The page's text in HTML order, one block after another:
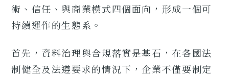
術、信任、與商業模式四個面向，形成一個可
持續運作的生態系。
首先，資料治理與合規落實是基石，在各國法
制健全及法遵要求的情況下，企業不僅要制定